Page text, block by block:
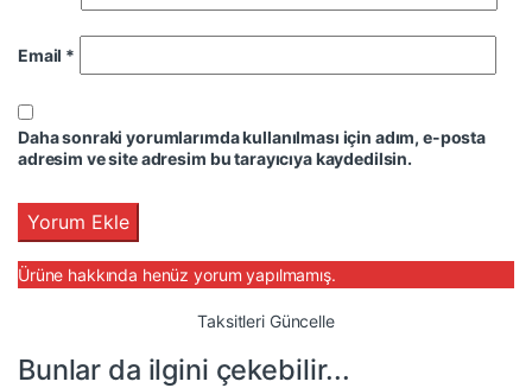
Email *
Daha sonraki yorumlarımda kullanılması için adım, e-posta
adresim ve site adresim bu tarayıcıya kaydedilsin.
Ürüne hakkında henüz yorum yapılmamış.
Taksitleri Güncelle
Bunlar da ilgini çekebilir...